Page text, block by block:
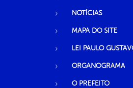
NOTÍCIAS
MAPA DO SITE
LEI PAULO
ORGANOGRAMA
O PREFEITO